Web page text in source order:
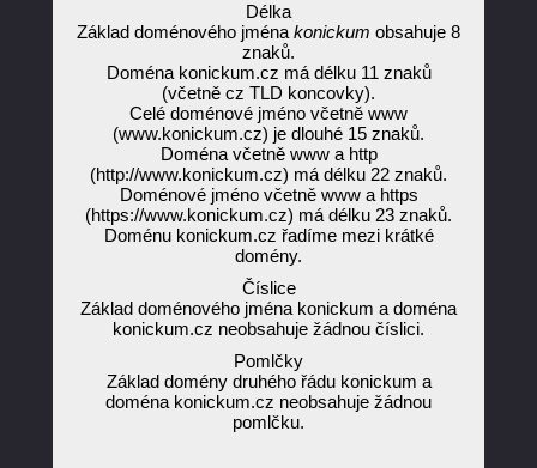
Délka
Základ doménového jména konickum obsahuje 8
znaků.
Doména konickum.cz má délku 11 znaků
(včetně cz TLD koncovky).
Celé doménové jméno včetně www
(www.konickum.cz) je dlouhé 15 znaků.
Doména včetně www a http
(http://www.konickum.cz) má délku 22 znaků.
Doménové jméno včetně www a https
(https://www.konickum.cz) má délku 23 znaků.
Doménu konickum.cz řadíme mezi krátké
domény.
Číslice
Základ doménového jména konickum a doména
konickum.cz neobsahuje žádnou číslici.
Pomlčky
Základ domény druhého řádu konickum a
doména konickum.cz neobsahuje žádnou
pomlčku.